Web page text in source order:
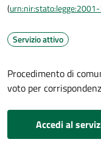
(
Servizio attivo
Procedimento di
voto per
Accedi al